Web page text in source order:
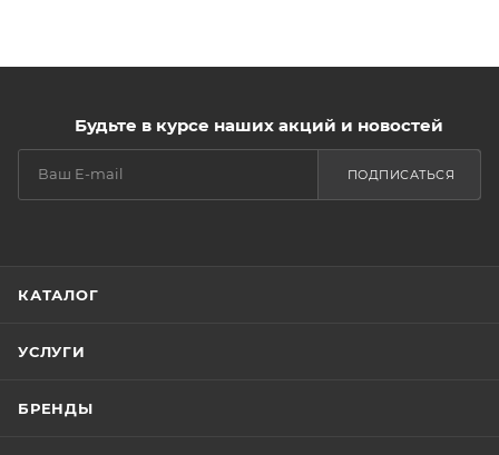
Будьте в курсе наших акций и новостей
ПОДПИСАТЬСЯ
КАТАЛОГ
УСЛУГИ
БРЕНДЫ